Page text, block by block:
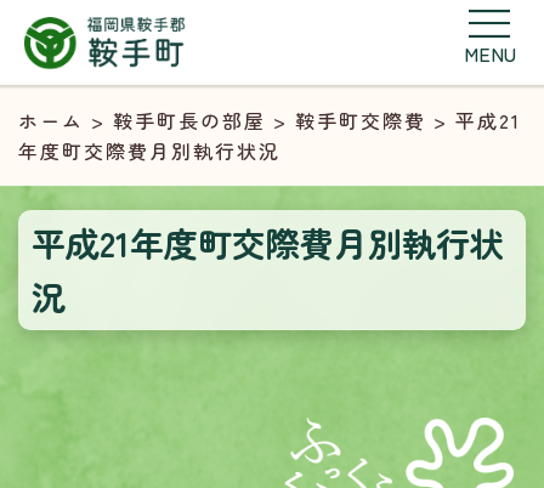
MENU
ホーム > 鞍手町長の部屋 > 鞍手町交際費 > 平成21
年度町交際費月別執行状況
平成21年度町交際費月別執行状
況